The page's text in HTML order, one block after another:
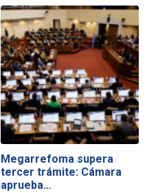
Megarrefoma supera
tercer trámite: Cámara
aprueba…